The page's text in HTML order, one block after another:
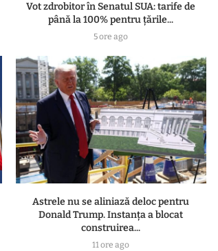
Vot zdrobitor în Senatul SUA: tarife de
până la 100% pentru țările...
5 ore ago
Astrele nu se aliniază deloc pentru
Donald Trump. Instanța a blocat
construirea...
11 ore ago